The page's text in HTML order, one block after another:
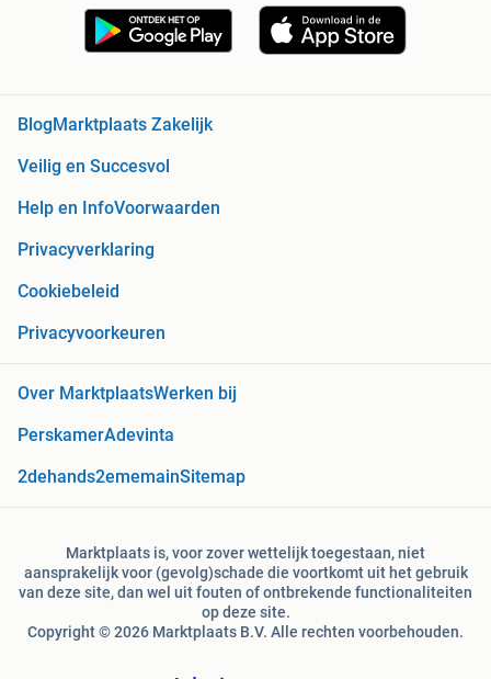
BlogMarktplaats Zakelijk
Veilig en Succesvol
Help en InfoVoorwaarden
Privacyverklaring
Cookiebeleid
Privacyvoorkeuren
Over MarktplaatsWerken bij
PerskamerAdevinta
2dehands2ememainSitemap
Marktplaats is, voor zover wettelijk toegestaan, niet
aansprakelijk voor (gevolg)schade die voortkomt uit het gebruik
van deze site, dan wel uit fouten of ontbrekende functionaliteiten
op deze site.
Copyright © 2026 Marktplaats B.V. Alle rechten voorbehouden.